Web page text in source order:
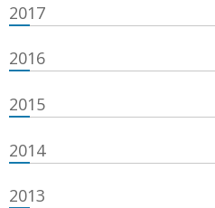
2017
2016
2015
2014
2013